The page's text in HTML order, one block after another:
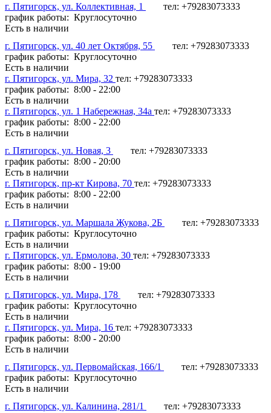
г. Пятигорск, ул. Коллективная, 1
тел: +79283073333
график работы: Круглосуточно
Есть в наличии
г. Пятигорск, ул. 40 лет Октября, 55
тел: +79283073333
график работы: Круглосуточно
Есть в наличии
г. Пятигорск, ул. Мира, 32 тел: +79283073333
график работы: 8:00 - 22:00
Есть в наличии
г. Пятигорск, ул. 1 Набережная, 34а тел: +79283073333
график работы: 8:00 - 22:00
Есть в наличии
г. Пятигорск, ул. Новая, 3
тел: +79283073333
график работы: 8:00 - 20:00
Есть в наличии
г. Пятигорск, пр-кт Кирова, 70 тел: +79283073333
график работы: 8:00 - 22:00
Есть в наличии
г. Пятигорск, ул. Маршала Жукова, 2Б
тел: +79283073333
график работы: Круглосуточно
Есть в наличии
г. Пятигорск, ул. Ермолова, 30 тел: +79283073333
график работы: 8:00 - 19:00
Есть в наличии
г. Пятигорск, ул. Мира, 178
тел: +79283073333
график работы: Круглосуточно
Есть в наличии
г. Пятигорск, ул. Мира, 16 тел: +79283073333
график работы: 8:00 - 20:00
Есть в наличии
г. Пятигорск, ул. Первомайская, 166/1
тел: +79283073333
график работы: Круглосуточно
Есть в наличии
г. Пятигорск, ул. Калинина, 281/1
тел: +79283073333